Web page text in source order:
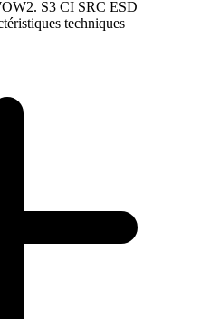
S3 CI SRC ESD
techniques